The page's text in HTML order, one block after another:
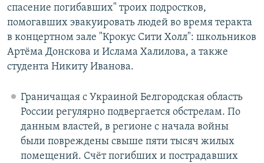
спасение погибавших" троих подростков,
помогавших эвакуировать людей во время теракта
в концертном зале "Крокус Сити Холл": школьников
Артёма Донскова и Ислама Халилова, а также
студента Никиту Иванова.
Граничащая с Украиной Белгородская область
России регулярно подвергается обстрелам. По
данным властей, в регионе с начала войны
были повреждены свыше пяти тысяч жилых
помещений. Счёт погибших и пострадавших